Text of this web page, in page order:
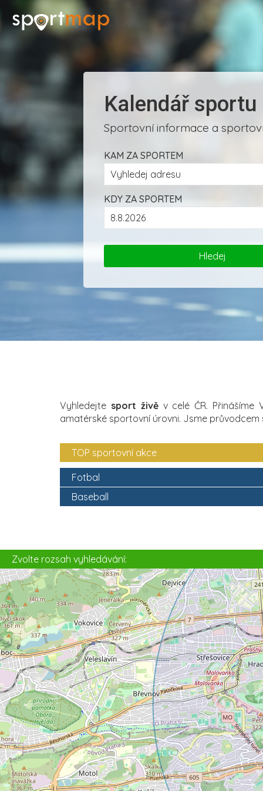
Kalendář sportu
Sportovní informace a
KAM ZA SPORTEM
KDY ZA SPORTEM
Vyhledejte sport živěv celé ČR. Přinášíme
amatérské sportovní úrovni. Jsme průvodcem
TOP sportovní akce
Fotbal
Baseball
Zvolte rozsah vyhledávání: